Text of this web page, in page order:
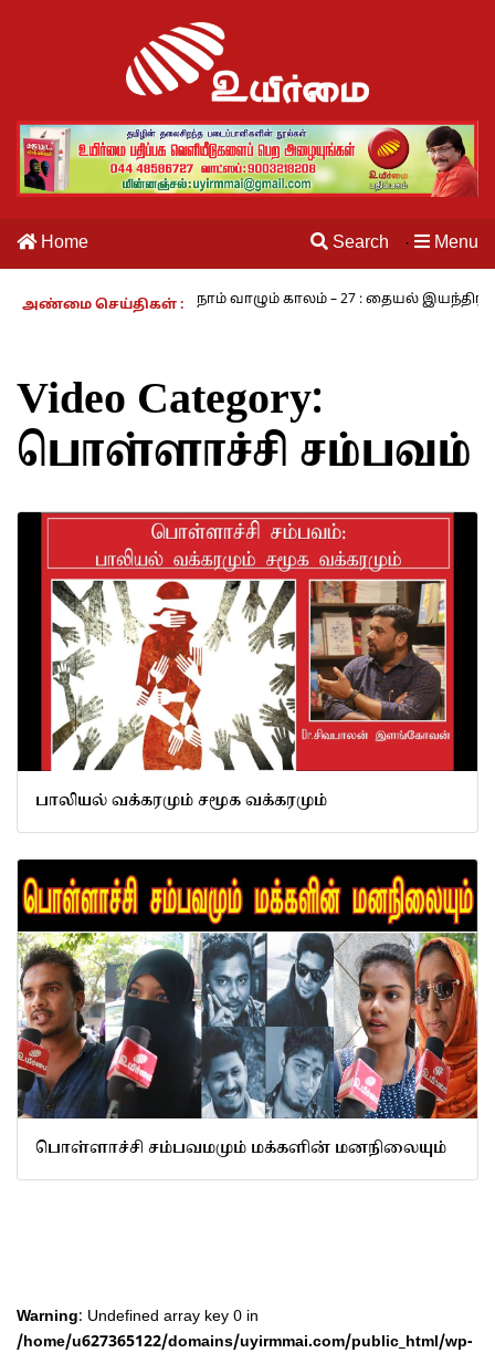
Home Search · Menu
அண்மை செய்திகள் :
- அ.ராமசாமி நாம் வாழும் காலம் – 27 : தையல் இயந்திரத்தின்
Video Category:
பொள்ளாச்சி சம்பவம்
பாலியல் வக்கரமும் சமூக வக்கரமும்
பொள்ளாச்சி சம்பவமமும் மக்களின் மனநிலையும்
Warning: Undefined array key 0 in
/home/u627365122/domains/uyirmmai.com/public_html/wp-